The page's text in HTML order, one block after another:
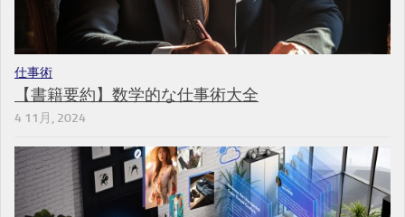
仕事術
【書籍要約】数学的な仕事術大全
4 11月, 2024